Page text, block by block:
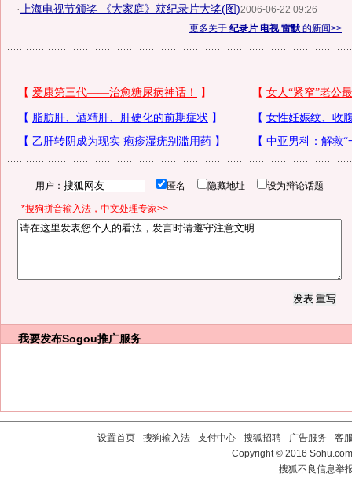
· 上海电视节颁奖 《大家庭》获纪录片大奖(图)2006-06-22 09:26
更多关于 纪录片 电视 雷默 的新闻>>
用户： 匿名 隐藏地址 设为辩论话题
*搜狗拼音输入法，中文处理专家>>
我要发布Sogou推广服务
设置首页 - 搜狗输入法 - 支付中心 - 搜狐招聘 - 广告服务 - 客
Copyright©2016
搜狐不良信息举